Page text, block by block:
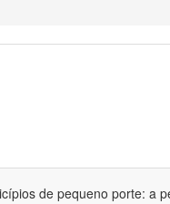
de pequeno porte: a